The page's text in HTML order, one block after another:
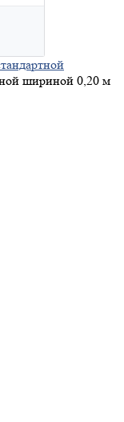
шириной 0,20 м